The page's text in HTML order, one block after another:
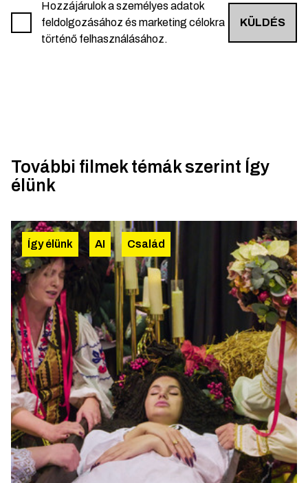
Hozzájárulok a személyes adatok
feldolgozásához és marketing célokra
történő felhasználásához.
KÜLDÉS
További filmek témák szerint Így
élünk
Így élünk AI Család